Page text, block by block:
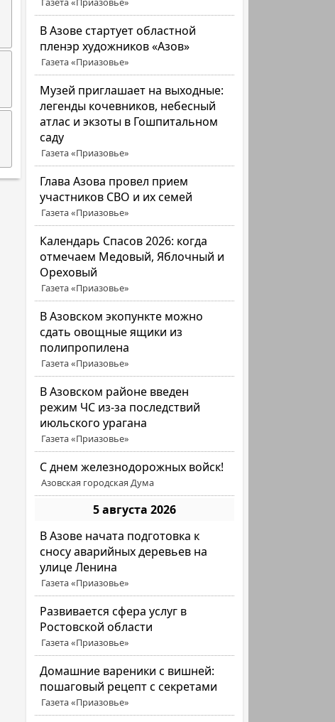
В Азове стартует областной
пленэр художников «Азов»
Газета «Приазовье»
Музей приглашает на выходные:
легенды кочевников, небесный
атлас и экзоты в Гошпитальном
саду
Газета «Приазовье»
Глава Азова провел прием
участников СВО и их семей
Газета «Приазовье»
Календарь Спасов 2026: когда
отмечаем Медовый, Яблочный и
Ореховый
Газета «Приазовье»
В Азовском экопункте можно
сдать овощные ящики из
полипропилена
Газета «Приазовье»
В Азовском районе введен
режим ЧС из-за последствий
июльского урагана
Газета «Приазовье»
С днем железнодорожных войск!
Азовская городская Дума
5 августа 2026
В Азове начата подготовка к
сносу аварийных деревьев на
улице Ленина
Газета «Приазовье»
Развивается сфера услуг в
Ростовской области
Газета «Приазовье»
Домашние вареники с вишней:
пошаговый рецепт с секретами
Газета «Приазовье»